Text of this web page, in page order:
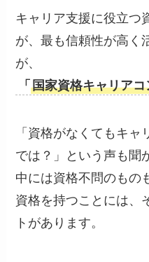
キャリア支援に役立つ
が、最も信頼性が高く
が、
「国家資格キャリア
「資格がなくてもキ
では？」という声も聞
中には資格不問のもの
資格を持つことには、
トがあります。